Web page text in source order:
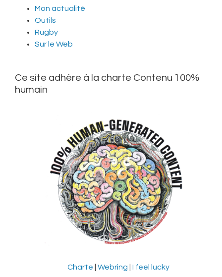
Mon actualité
Outils
Rugby
Sur le Web
Ce site adhère à la charte Contenu 100%
humain
Charte Webring I feel lucky